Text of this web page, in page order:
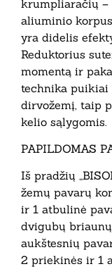
krumpliaračių –
aliuminio
yra didelis
Reduktorius
momentą ir
technika puikiai
dirvožemį, taip
kelio sąlygomis.
PAPILDOMAS
Iš pradžių
žemų pavarų
ir 1 atbulinė
dvigubų
aukštesnių
2 priekinės ir 1